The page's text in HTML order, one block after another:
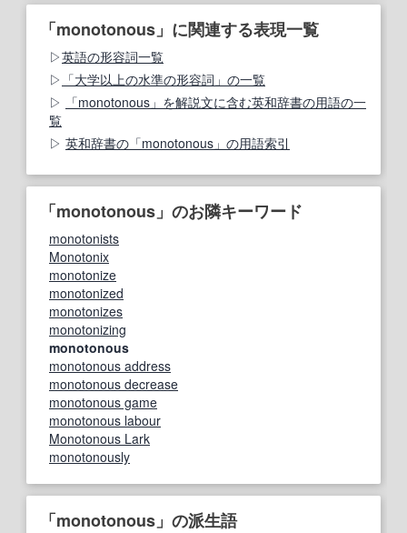
「monotonous」に関連する表現一覧
英語の形容詞一覧
「大学以上の水準の形容詞」の一覧
「monotonous」を解説文に含む英和辞書の用語の一
覧
英和辞書の「monotonous」の用語索引
「monotonous」のお隣キーワード
monotonists
Monotonix
monotonize
monotonized
monotonizes
monotonizing
monotonous
monotonous address
monotonous decrease
monotonous game
monotonous labour
Monotonous Lark
monotonously
「monotonous」の派生語